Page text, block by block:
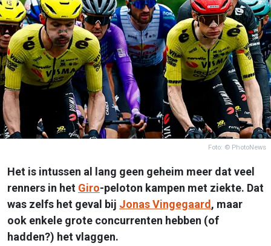
Foto: © PhotoNews
Het is intussen al lang geen geheim meer dat veel
renners in het Giro-peloton kampen met ziekte. Dat
was zelfs het geval bij Jonas Vingegaard, maar
ook enkele grote concurrenten hebben (of
hadden?) het vlaggen.